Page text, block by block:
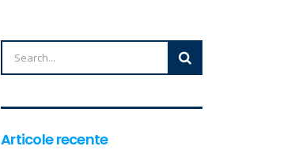
Articole recente